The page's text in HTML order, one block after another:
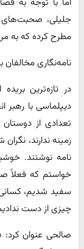
جلیلی،
مطرح کرده که به
نامه‌نگاری مخالفان
در تازه‌ترین
دیپلماسی با
تعدادی از
زمینه ندارند،
نامه نوشتند.
خواستم که فعلاً
سفید شدیم، کسانی
چیزی از دست
صالحی عنوان کرد: